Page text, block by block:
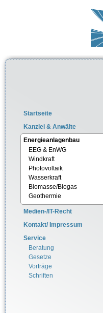
Startseite
Kanzlei & Anwälte
Energieanlagenbau
EEG & EnWG
Windkraft
Photovoltaik
Wasserkraft
Biomasse/Biogas
Geothermie
Medien-/IT-Recht
Kontakt/ Impressum
Service
Beratung
Gesetze
Vorträge
Schriften